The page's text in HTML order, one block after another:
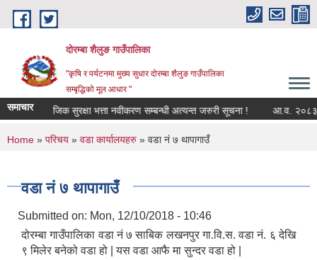
Skip to main content
दोरम्बा शैलुङ गाउँपालिका
"कृषि र पर्यटनमा मुख्य सुधार दोरम्बा शैलुङ गाउँपालिका
सम्बृद्धिको मूल आधार "
समाचारसामाजिक सुरक्षा भत्ता नवीकरण सम्बन्धी अत्यन्त जरुरी सूचना ! आ.व. २०८३/
You are here
Home » परिचय » वडा कार्यालयहरु » वडा नं ७ थापागाउँ
वडा नं ७ थापागाउँ
Submitted on: Mon, 12/10/2018 - 10:46
दोरम्बा गाउँपालिका वडा नं ७ साबिक लखनपुर गा.वि.स. वडा नं. ६ देखि
९ मिलेर बनेको वडा हो | यस वडा आफै मा सुन्दर वडा हो |